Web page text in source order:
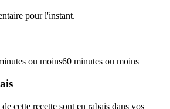
pour l'instant.
ou moins60 minutes ou moins
cette recette sont en rabais dans vos